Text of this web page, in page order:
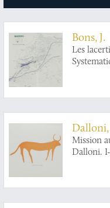
Bons, J.
Les
Dalloni,
Mission
Dalloni.